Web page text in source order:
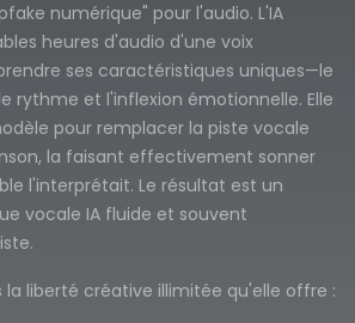
numérique" pour l'audio. L'IA
heures d'audio d'une voix
ses caractéristiques uniques—le
rythme et l'inflexion émotionnelle. Elle
pour remplacer la piste vocale
la faisant effectivement sonner
l'interprétait. Le résultat est un
vocale IA fluide et souvent
la liberté créative illimitée qu'elle offre :